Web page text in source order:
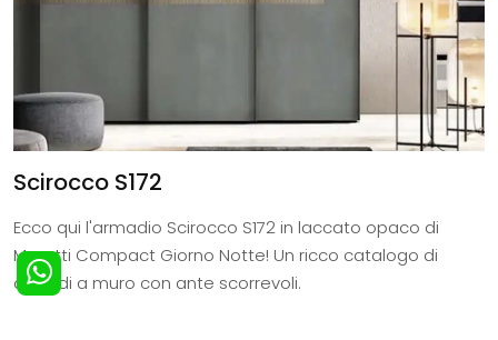
Scirocco S172
Ecco qui l'armadio Scirocco S172 in laccato opaco di
Moretti Compact Giorno Notte! Un ricco catalogo di
armadi a muro con ante scorrevoli.